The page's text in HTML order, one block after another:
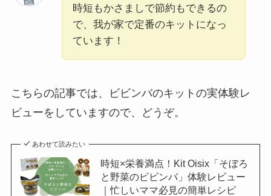
時短もかさましで節約もできるの
で、我が家で定番のキットになっ
ています！
こちらの記事では、ビビンバのキットの実体験レ
ビューをしていますので、どうぞ。
あわせて読みたい
時短×栄養満点！Kit Oisix「そぼろ
と野菜のビビンバ」体験レビュー
｜忙しいママ必見の簡単レシピ